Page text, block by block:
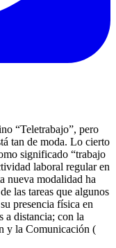
“Teletrabajo”, pero
tan de moda. Lo cierto
significado “trabajo
laboral regular en
nueva modalidad ha
las tareas que algunos
presencia física en
a distancia; con la
y la Comunicación (